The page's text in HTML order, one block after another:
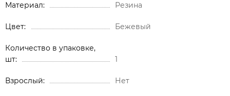
Материал Резина
Цвет Бежевый
Количество в упаковке,
шт
1
Взрослый Нет